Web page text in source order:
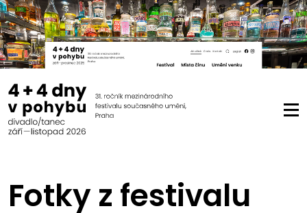
Fotky z festivalu